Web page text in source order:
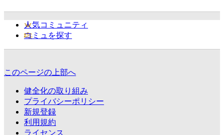
人気コミュニティ
コミュを探す
このページの上部へ
健全化の取り組み
プライバシーポリシー
新規登録
利用規約
ライセンス